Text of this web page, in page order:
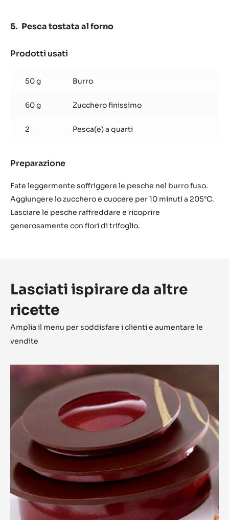
Pesca tostata al forno
Prodotti usati
tostata
al
50 g Burro
60 g Zucchero finissimo
2 Pesca(e) a quarti
Preparazione
tostata
al
forno
Fate leggermente soffriggere le pesche nel burro fuso.
Aggiungere lo zucchero e cuocere per 10 minuti a 205°C.
Lasciare le pesche raffreddare e ricoprire
generosamente con fiori di trifoglio.
Lasciati ispirare da altre
ricette
Amplia il menu per soddisfare i clienti e aumentare le
vendite
L'Alto